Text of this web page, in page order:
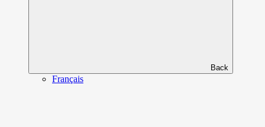
Back
Français